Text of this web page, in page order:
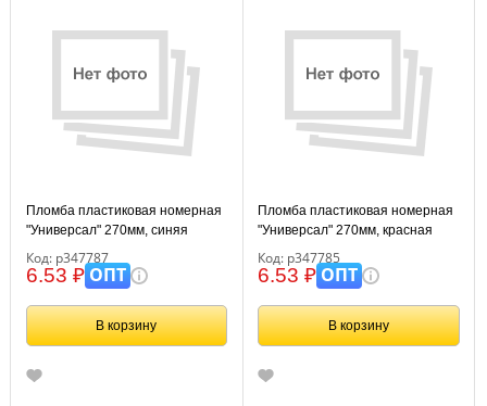
Пломба пластиковая номерная
"Универсал" 270мм, синяя
Код: р347787
6.53 ₽ОПТ
В корзину
Пломба пластиковая номерная
"Универсал" 270мм, красная
Код: р347785
6.53 ₽ОПТ
В корзину